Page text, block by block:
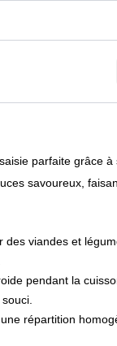
saisie parfaite grâce à
savoureux ,
viandes et
pendant la
répartition